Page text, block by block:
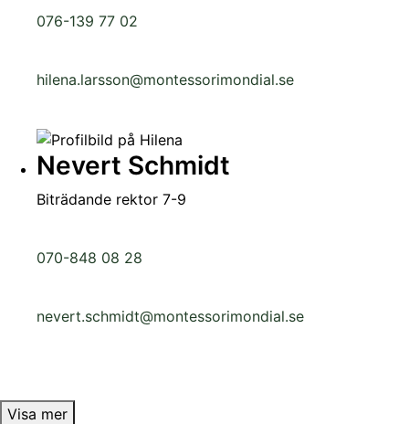
076-139 77 02
hilena.larsson@montessorimondial.se
Nevert Schmidt
Biträdande rektor 7-9
070-848 08 28
nevert.schmidt@montessorimondial.se
Visa mer